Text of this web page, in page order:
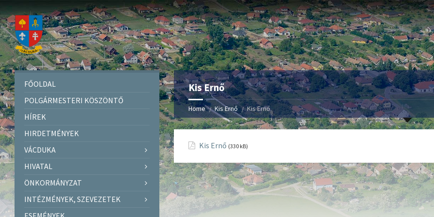
Kis Ernő
Home Kis Ernő Kis Ernő
Kis Ernő (330 kB)
FŐOLDAL
POLGÁRMESTERI KÖSZÖNTŐ
HÍREK
HIRDETMÉNYEK
VÁCDUKA
HIVATAL
ÖNKORMÁNYZAT
INTÉZMÉNYEK, SZEVEZETEK